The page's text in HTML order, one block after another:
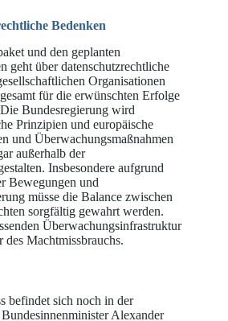
Bedenken
und den geplanten
geht über datenschutzrechtliche
Organisationen
für die erwünschten Erfolge
Bundesregierung wird
Prinzipien und europäische
und Überwachungsmaßnahmen
außerhalb der
Insbesondere aufgrund
Bewegungen und
müsse die Balance zwischen
sorgfältig gewahrt werden.
Überwachungsinfrastruktur
des Machtmissbrauchs.
befindet sich noch in der
Alexander